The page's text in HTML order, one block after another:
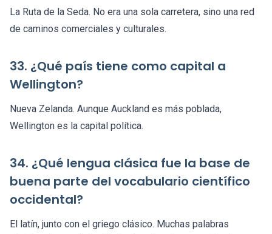
La Ruta de la Seda. No era una sola carretera, sino una red
de caminos comerciales y culturales.
33. ¿Qué país tiene como capital a
Wellington?
Nueva Zelanda. Aunque Auckland es más poblada,
Wellington es la capital política.
34. ¿Qué lengua clásica fue la base de
buena parte del vocabulario científico
occidental?
El latín, junto con el griego clásico. Muchas palabras